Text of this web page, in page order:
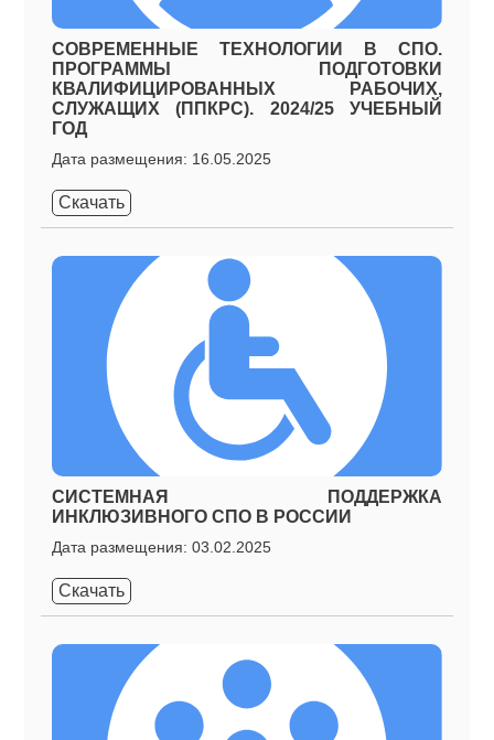
СОВРЕМЕННЫЕ ТЕХНОЛОГИИ В СПО.
ПРОГРАММЫ ПОДГОТОВКИ
КВАЛИФИЦИРОВАННЫХ РАБОЧИХ,
СЛУЖАЩИХ (ППКРС). 2024/25 УЧЕБНЫЙ
ГОД
Дата размещения: 16.05.2025
Скачать
СИСТЕМНАЯ ПОДДЕРЖКА
ИНКЛЮЗИВНОГО СПО В РОССИИ
Дата размещения: 03.02.2025
Скачать